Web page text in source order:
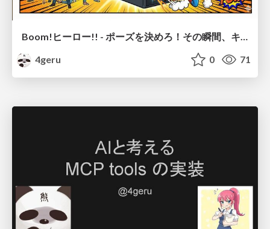
Boom!ヒーロー!! - ポーズを決めろ！その瞬間、キミは主役のヒーローだ -
4geru
0 71